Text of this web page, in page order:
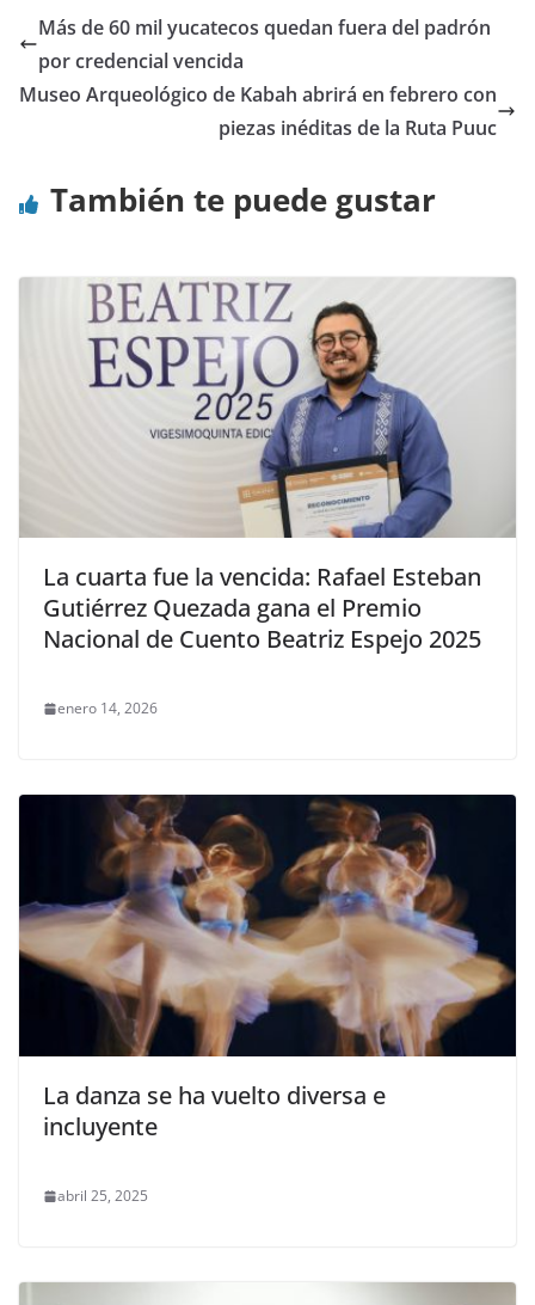
Más de 60 mil yucatecos quedan fuera del padrón
por credencial vencida
Museo Arqueológico de Kabah abrirá en febrero con
piezas inéditas de la Ruta Puuc
También te puede gustar
La cuarta fue la vencida: Rafael Esteban
Gutiérrez Quezada gana el Premio
Nacional de Cuento Beatriz Espejo 2025
enero 14, 2026
La danza se ha vuelto diversa e
incluyente
abril 25, 2025